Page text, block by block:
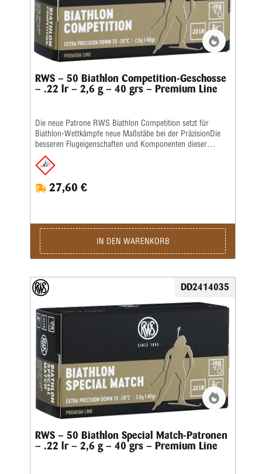
suchen. Die High-Velocity-Laborierung sorgt für eine flache
Flugbahn und eine überzeugende Leistung auf dem
Schießstand sowie bei zulässigen jagdlichen Anwendungen.
Dank der bewährten RWS-Fertigungsqualität erhalten Sie
eine Premium-Randfeuerpatrone, auf die Sie sich jederzeit
verlassen können. ! Verkauf nur mit gültigem
RWS – 50 Biathlon Competition-Geschosse
– .22 lr – 2,6 g – 40 grs – Premium Line
Die neue Patrone RWS Biathlon Competition setzt für
Biathlon-Wettkämpfe neue Maßstäbe bei der PräzisionDie
besseren Flugeigenschaften und Komponenten dieser
Patrone sorgen für einzigartige Präzision bei Temperaturen
bis -20 °C. Das kompaktere Trefferbild der RWS Biathlon
Competition im Vergleich zum wichtigsten
Konkurrenzprodukt beweist die höhere Genauigkeit dieser
Patrone. Um diesen Qualitätsstandard zu erreichen, wurde
denen der Wettkämpfe ähneln. Die Patrone hat ein 2,6 g
(40 gr) schweres Blei-Rundkopfgeschoss mit einer
konstanten Mündungsgeschwindigkeit von 320 m/s bei -20
°C. Sie hat ein bleifreies Anzündhütchen, das für eine
Umgebung des Schützen verhindert.Die wichtigsten
Merkmale auf einen Blick: Der neue Präzisionsstandard für
Biathleten • Unvergleichliche Präzision und Beständigkeit
dank einzigartiger Produktionsverfahren • Jede Charge wird
nach den höchsten Standards geprüft und getestet •
Gleichmäßige Geschwindigkeit auch bei niedrigen
Temperaturen • Entwickelt mit Kühlsystemen für beste
Ergebnisse bis -20 °CKaliber: .22 lr • Gewicht: 2,6 g •
Grains: 40 • Geschoss-Art: BR • Bleifrei: Nein • Waffentyp:
Gewehr • BC-Wert: 0,136 • Anwendungsgebiete: Training/
Wettkampf • Geeignet für: Biathlon 50 m
27,60 €
IN DEN WARENKORB
DD2414035
RWS – 50 Biathlon Special Match-Patronen
– .22 lr – 2,6 g – 40 grs – Premium Line